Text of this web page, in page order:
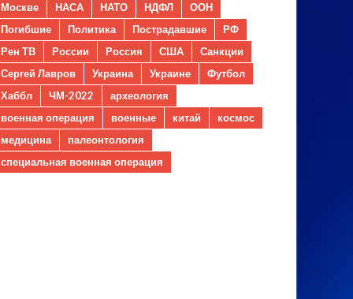
Москве
НАСА НАТО НДФЛ
ООН
Погибшие
Политика Пострадавшие
РФ
Рен ТВ
России Россия США
Санкции
Сергей Лавров
Украина Украине
Футбол
Хаббл
ЧМ-2022
археология
военная операция
военные китай
космос
медицина
палеонтология
специальная военная операция